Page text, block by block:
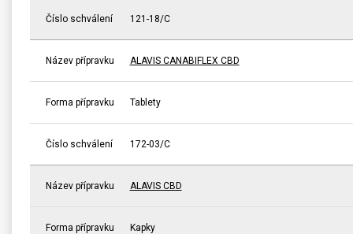
Číslo schválení 121-18/C
Název přípravku ALAVIS CANABIFLEX CBD
Forma přípravku Tablety
Číslo schválení 172-03/C
Název přípravku ALAVIS CBD
Forma přípravku Kapky